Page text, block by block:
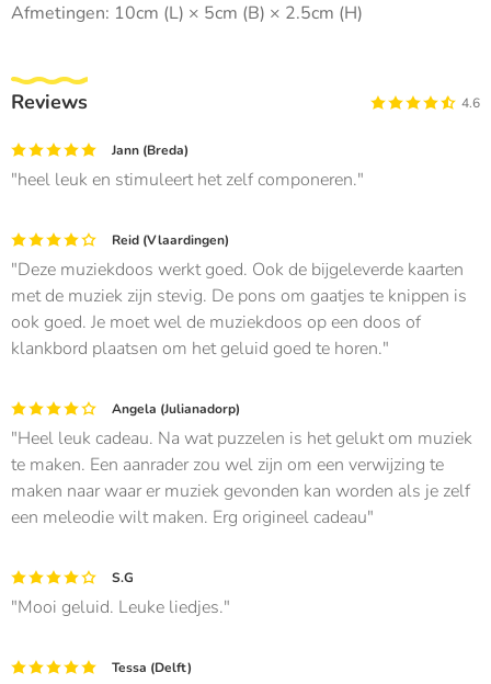
Afmetingen: 10cm (L) × 5cm (B) × 2.5cm (H)
Reviews 4.6
Jann (Breda)
heel leuk en stimuleert het zelf componeren.
Reid (Vlaardingen)
Deze muziekdoos werkt goed. Ook de bijgeleverde kaarten
met de muziek zijn stevig. De pons om gaatjes te knippen is
ook goed. Je moet wel de muziekdoos op een doos of
klankbord plaatsen om het geluid goed te horen.
Angela (Julianadorp)
Heel leuk cadeau. Na wat puzzelen is het gelukt om muziek
te maken. Een aanrader zou wel zijn om een verwijzing te
maken naar waar er muziek gevonden kan worden als je zelf
een meleodie wilt maken. Erg origineel cadeau
S.G
Mooi geluid. Leuke liedjes.
Tessa (Delft)